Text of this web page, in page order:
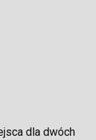
dla dwóch